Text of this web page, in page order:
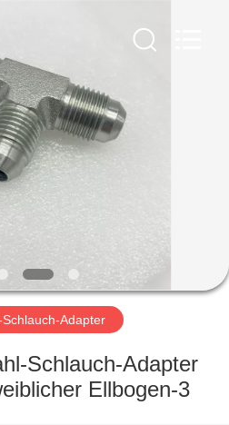
Schlauch-Adapter
Schlauch-Adapter
Ellbogen-3